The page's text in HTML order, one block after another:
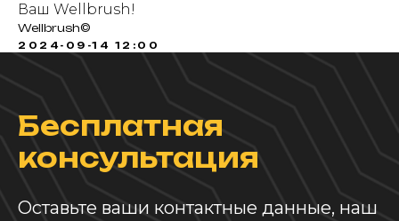
Ваш Wellbrush!
Wellbrush©
2024-09-14 12:00
Бесплатная
консультация
Оставьте ваши контактные данные, наш